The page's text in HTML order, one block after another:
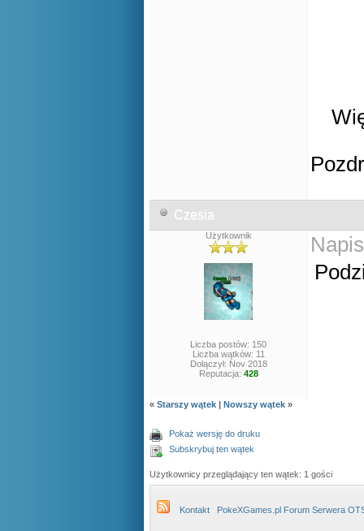
Czesia
Użytkownik
Liczba postów: 150
Liczba wątków: 11
Dołączył: Nov 2018
Reputacja: 428
« Starszy wątek | Nowszy wątek »
Pokaż wersję do druku
Subskrybuj ten wątek
Użytkownicy przeglądający ten wątek: 1 gości
Kontakt PokeXGames.pl Forum Serwera